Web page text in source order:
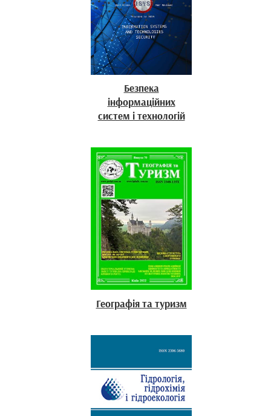
Безпека
інформаційних
систем і технологій
Географія та туризм